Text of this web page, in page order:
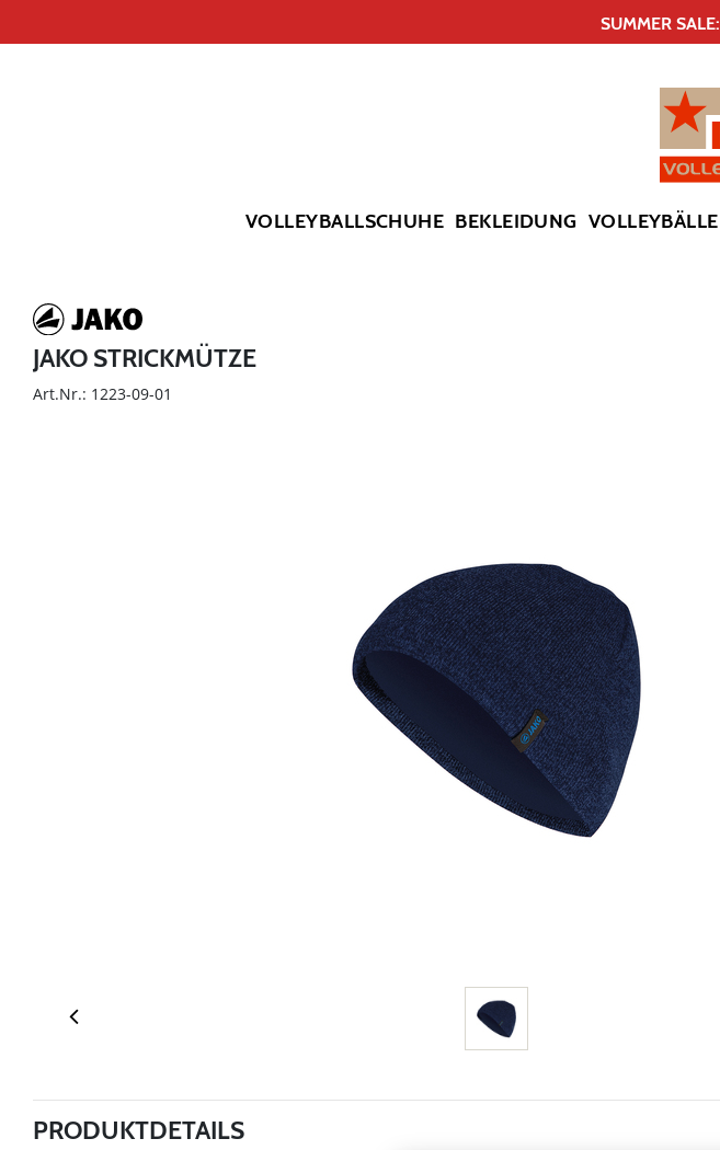
SUMMER
VOLLEYBALLSCHUHE BEKLEIDUNG VOLLEYBÄLLE
JAKO STRICKMÜTZE
Art.Nr.: 1223-09-01
PRODUKTDETAILS